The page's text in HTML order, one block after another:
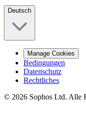
Deutsch
Manage Cookies
Bedingungen
Datenschutz
Rechtliches
© 2026 Sophos Ltd. Alle